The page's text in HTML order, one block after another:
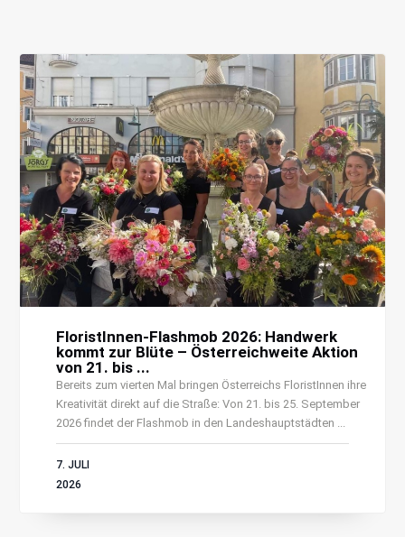
FloristInnen-Flashmob 2026: Handwerk
kommt zur Blüte – Österreichweite Aktion
von 21. bis ...
Bereits zum vierten Mal bringen Österreichs FloristInnen ihre
Kreativität direkt auf die Straße: Von 21. bis 25. September
2026 findet der Flashmob in den Landeshauptstädten ...
7. JULI
2026